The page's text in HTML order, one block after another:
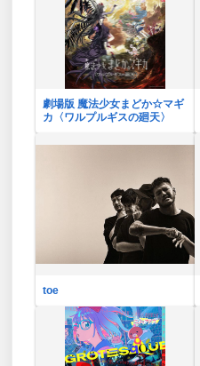
劇場版 魔法少女まどか☆マギ
カ〈ワルプルギスの廻天〉
toe